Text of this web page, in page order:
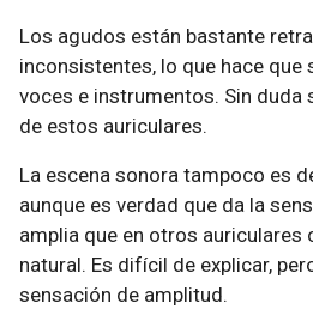
Los agudos están bastante
inconsistentes, lo que hace que
voces e instrumentos. Sin duda
de estos auriculares.
La escena sonora tampoco es
aunque es verdad que da la
amplia que en otros auriculares
natural. Es difícil de explicar,
sensación de amplitud.